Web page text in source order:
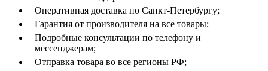
Оперативная доставка по Санкт-Петербургу;
Гарантия от производителя на все товары;
Подробные консультации по телефону и
мессенджерам;
Отправка товара во все регионы РФ;